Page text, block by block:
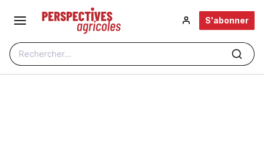
Aller au contenu principal
Rechercher...
S'abonner